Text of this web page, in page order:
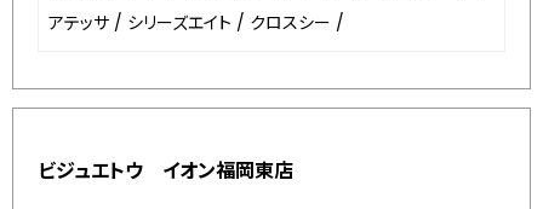
アテッサ / シリーズエイト / クロスシー /
ビジュエトウ イオン福岡東店